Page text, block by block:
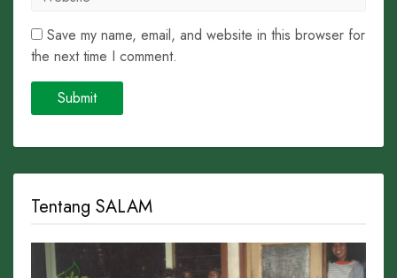
Save my name, email, and website in this browser for
the next time I comment.
Tentang SALAM